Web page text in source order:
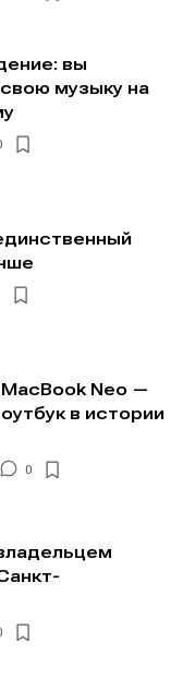
вы
музыку на
Neo —
в истории
0